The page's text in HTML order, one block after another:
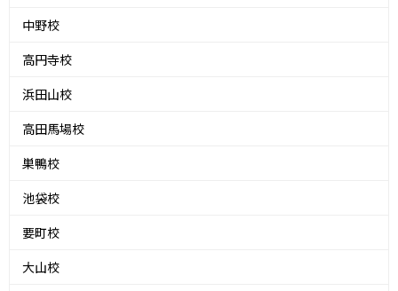
中野校
高円寺校
浜田山校
高田馬場校
巣鴨校
池袋校
要町校
大山校